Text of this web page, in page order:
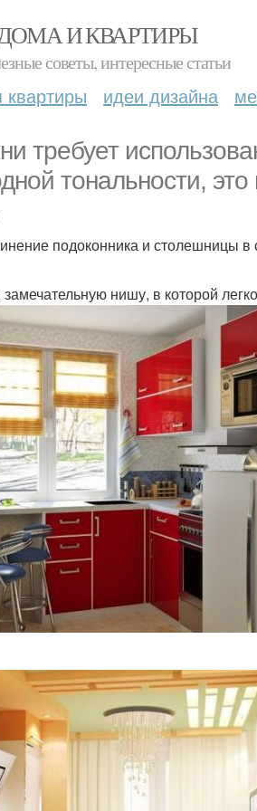
И КВАРТИРЫ
советы, интересные статьи
квартиры идеи дизайна
требует
тональности, это
подоконника и столешницы в
нишу, в которой